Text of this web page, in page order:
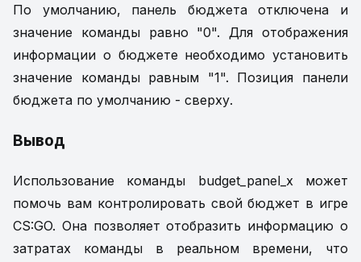
По умолчанию, панель бюджета отключена и
значение команды равно "0". Для отображения
информации о бюджете необходимо установить
значение команды равным "1". Позиция панели
бюджета по умолчанию - сверху.
Вывод
Использование команды budget_panel_x может
помочь вам контролировать свой бюджет в игре
CS:GO. Она позволяет отобразить информацию о
затратах команды в реальном времени, что